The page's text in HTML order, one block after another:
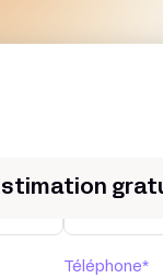
Téléphone*